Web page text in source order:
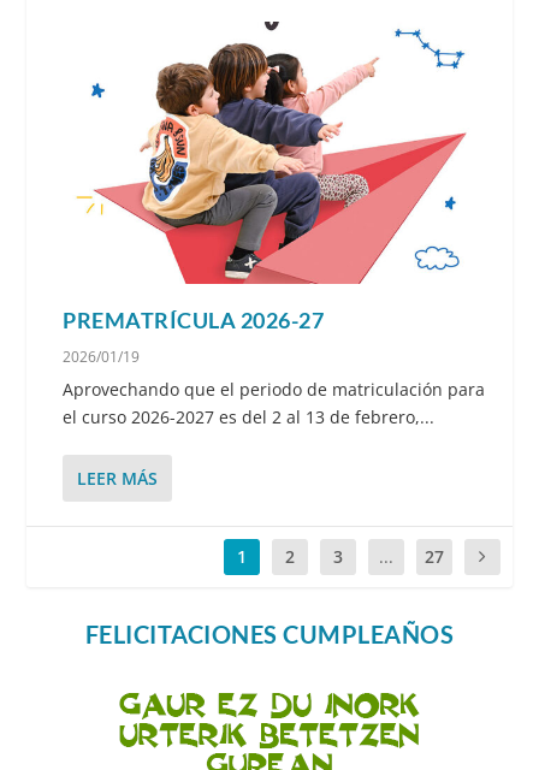
PREMATRÍCULA 2026-27
2026/01/19
Aprovechando que el periodo de matriculación para
el curso 2026-2027​ es del 2 al 13 de febrero,...
LEER MÁS
1 2 3 ... 27
FELICITACIONES CUMPLEAÑOS